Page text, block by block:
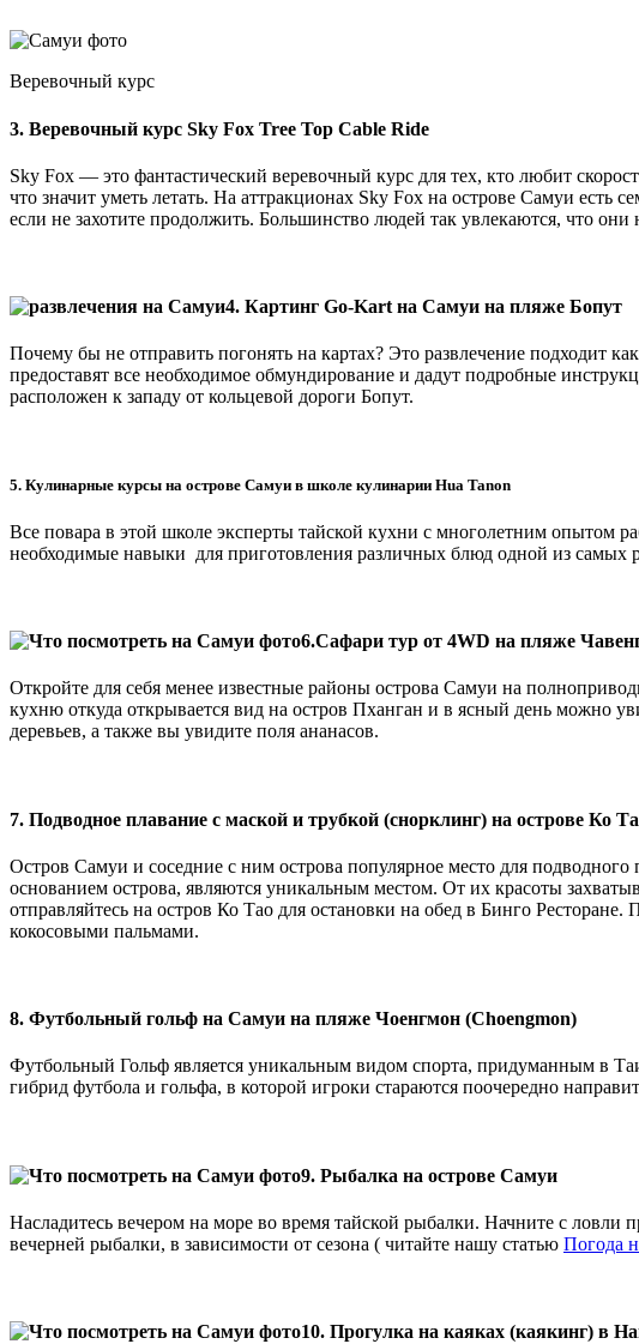
Веревочный курс
3. Веревочный курс Sky Fox Tree Top Cable Ride
Sky Fox — это фантастический веревочный курс для тех, кто любит
что значит уметь летать. На аттракционах Sky Fox на острове Самуи
если не захотите продолжить. Большинство людей так увлекаются, что
4. Картинг Go-Kart на Самуи на пляже Бопут
Почему бы не отправить погонять на картах? Это развлечение подходит
предоставят все необходимое обмундирование и дадут подробные
расположен к западу от кольцевой дороги Бопут.
5. Кулинарные курсы на острове Самуи в школе кулинарии Hua Tanon
Все повара в этой школе эксперты тайской кухни с многолетним
необходимые навыки для приготовления различных блюд одной из самых
6.Сафари тур от 4WD на пляже
Откройте для себя менее известные районы острова Самуи на
кухню откуда открывается вид на остров Пханган и в ясный день можно
деревьев, а также вы увидите поля ананасов.
7. Подводное плавание с маской и трубкой (снорклинг) на острове Ко
Остров Самуи и соседние с ним острова популярное место для
основанием острова, являются уникальным местом. От их красоты
отправляйтесь на остров Ко Тао для остановки на обед в Бинго
кокосовыми пальмами.
8. Футбольный гольф на Самуи на пляже Чоенгмон (Choengmon)
Футбольный Гольф является уникальным видом спорта, придуманным в
гибрид футбола и гольфа, в которой игроки стараются поочередно
9. Рыбалка на острове Самуи
Насладитесь вечером на море во время тайской рыбалки. Начните с
вечерней рыбалки, в зависимости от сезона ( читайте нашу статью Погода
10. Прогулка на каяках (каякинг) в